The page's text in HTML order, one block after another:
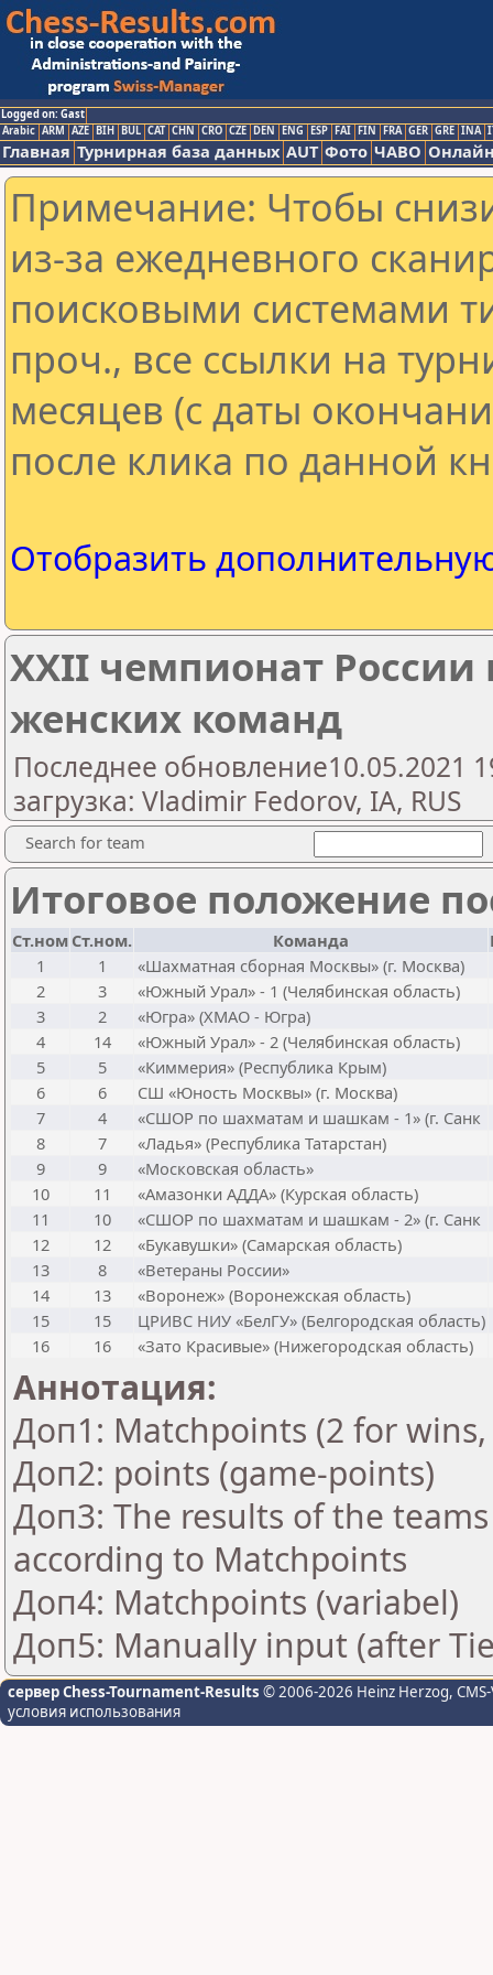
Logged on: Gast
Arabic ARM AZE BIH BUL CAT CHN CRO CZE DEN ENG ESP FAI FIN FRA GER GRE INA
Главная Турнирная база данных AUT Фото ЧАВО
Примечание: Чтобы
из-за ежедневного
поисковыми системами
проч., все ссылки на
месяцев (с даты
после клика по данной
Отобразить
XXII чемпионат
женских команд
Последнее обновление10.05.2021
загрузка: Vladimir Fedorov, IA, RUS
Search for team
Итоговое положение
Ст.ном Ст.ном. Команда
1
1
«Шахматная сборная Москвы» (г. Москва)
2
3
«Южный Урал» - 1 (Челябинская область)
3
2
«Югра» (ХМАО - Югра)
4
14
«Южный Урал» - 2 (Челябинская область)
5
5
«Киммерия» (Республика Крым)
6
6
СШ «Юность Москвы» (г. Москва)
7
4
«СШОР по шахматам и шашкам - 1» (г. Санк
8
7
«Ладья» (Республика Татарстан)
9
9
«Московская область»
10
11
«Амазонки АДДА» (Курская область)
11
10
«СШОР по шахматам и шашкам - 2» (г. Санк
12
12
«Букавушки» (Самарская область)
13
8
«Ветераны России»
14
13
«Воронеж» (Воронежская область)
15
15
ЦРИВС НИУ «БелГУ» (Белгородская область)
16
16 «Зато Красивые» (Нижегородская область)
Аннотация:
Доп1: Matchpoints (2 for
Доп2: points (game-points)
Доп3: The results of the
according to Matchpoints
Доп4: Matchpoints (variabel)
Доп5: Manually input (after
сервер Chess-Tournament-Results © 2006-2026 Heinz Herzog,
условия использования